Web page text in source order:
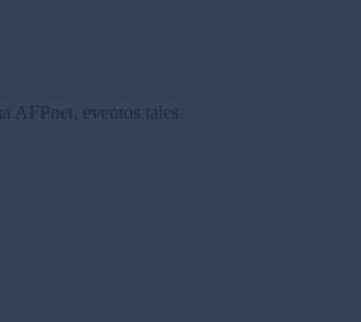
AFPnet, eventos tales